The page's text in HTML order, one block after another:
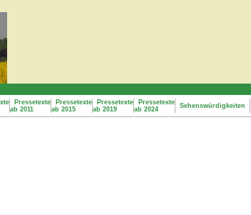
Pressetexte
ab 2011
Pressetexte
ab 2015
Pressetexte
ab 2019
Pressetexte
ab 2024
Sehenswürdigkeiten